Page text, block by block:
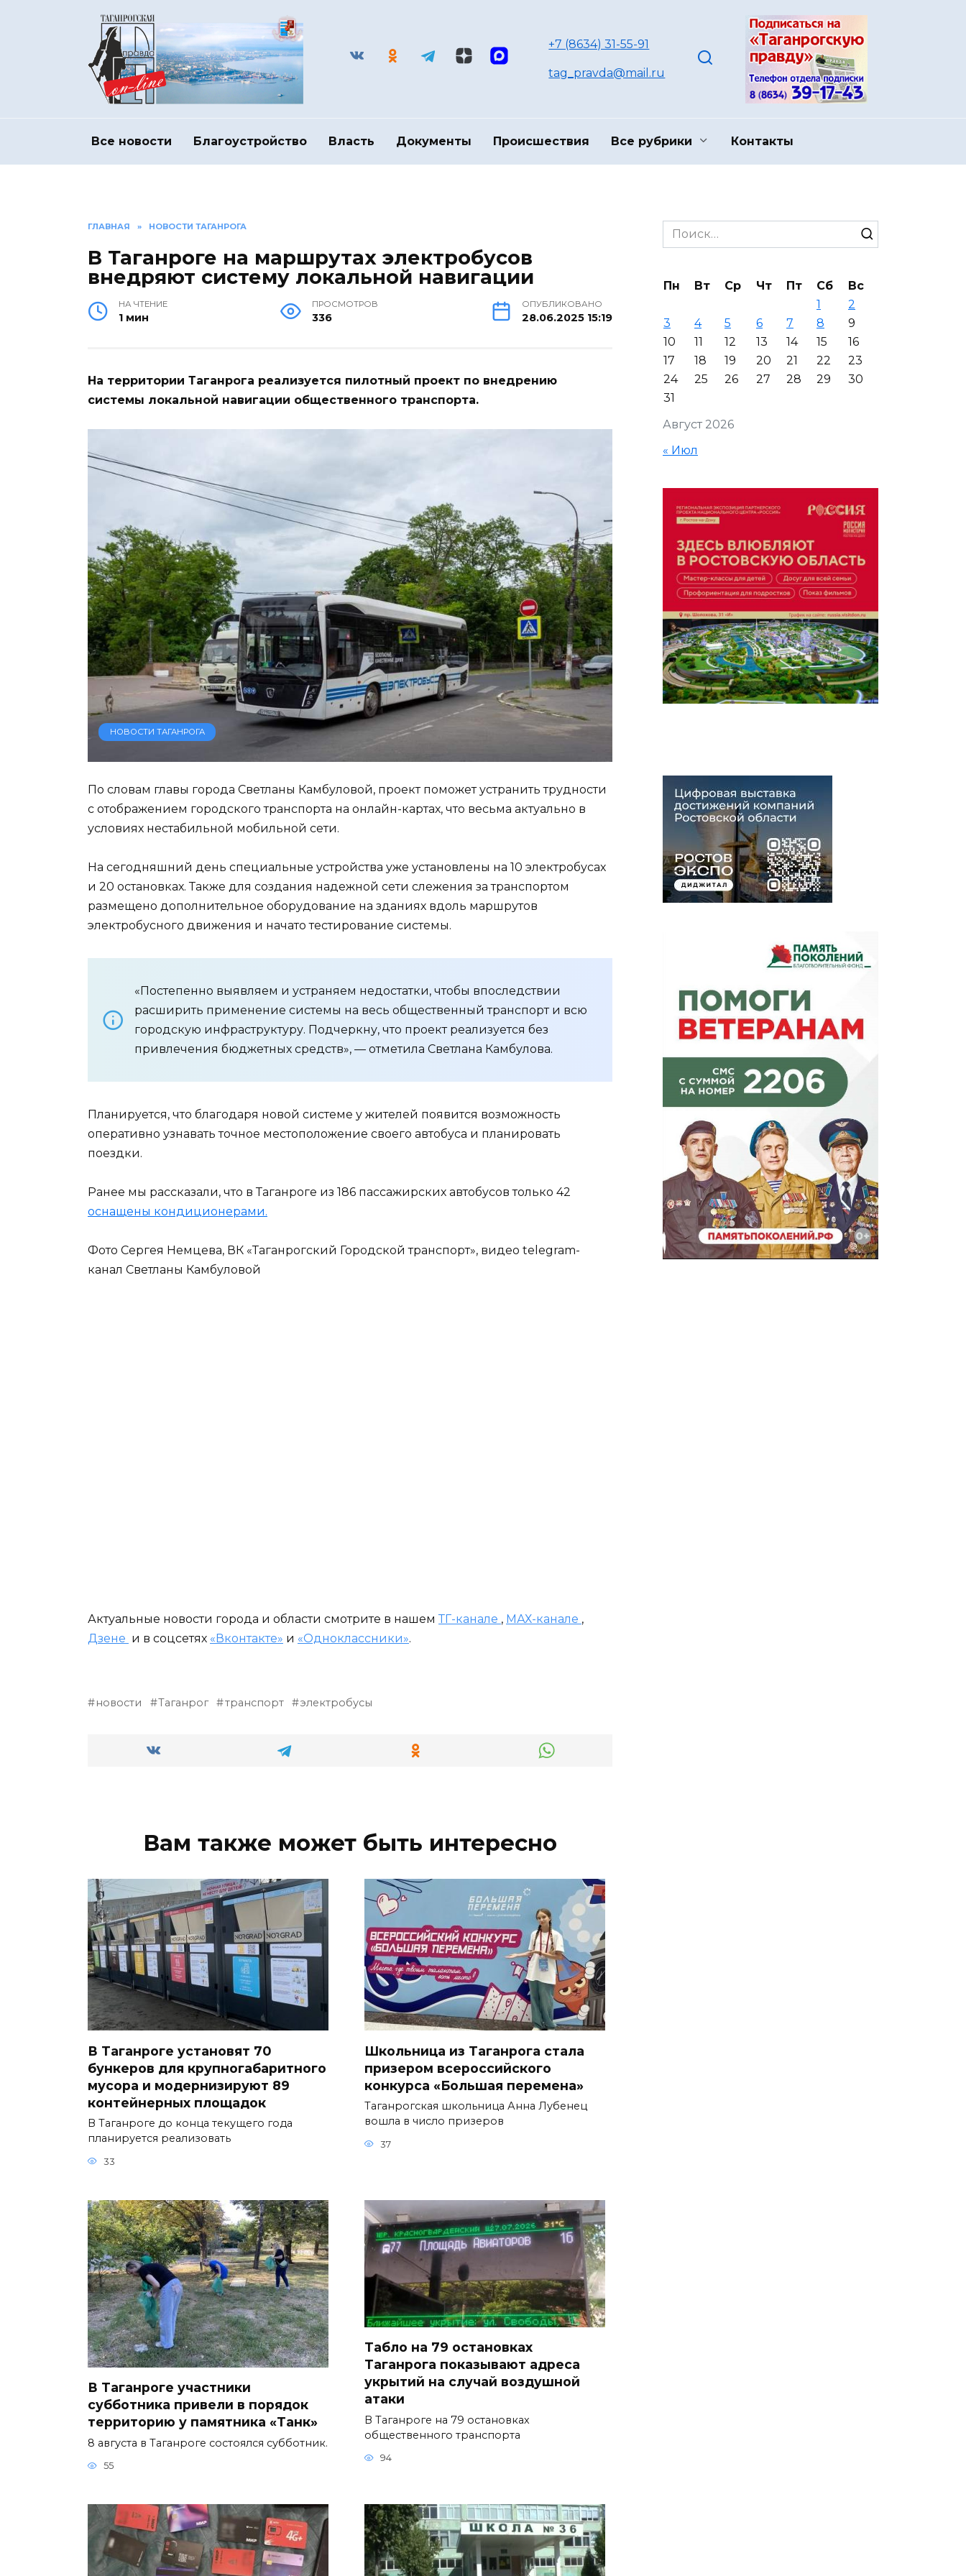
+7 (8634) 31-55-91
tag_pravda@mail.ru
Все новости Благоустройство Власть Документы Происшествия Все рубрики Контакты
ГЛАВНАЯ » НОВОСТИ ТАГАНРОГА
В Таганроге на маршрутах электробусов
внедряют систему локальной навигации
НА ЧТЕНИЕ
1 мин
ПРОСМОТРОВ
336
ОПУБЛИКОВАНО
28.06.2025 15:19
На территории Таганрога реализуется пилотный проект по внедрению
системы локальной навигации общественного транспорта.
НОВОСТИ ТАГАНРОГА
По словам главы города Светланы Камбуловой, проект поможет устранить трудности
с отображением городского транспорта на онлайн-картах, что весьма актуально в
условиях нестабильной мобильной сети.
На сегодняшний день специальные устройства уже установлены на 10 электробусах
и 20 остановках. Также для создания надежной сети слежения за транспортом
размещено дополнительное оборудование на зданиях вдоль маршрутов
электробусного движения и начато тестирование системы.
«Постепенно выявляем и устраняем недостатки, чтобы впоследствии
расширить применение системы на весь общественный транспорт и всю
городскую инфраструктуру. Подчеркну, что проект реализуется без
привлечения бюджетных средств», — отметила Светлана Камбулова.
Планируется, что благодаря новой системе у жителей появится возможность
оперативно узнавать точное местоположение своего автобуса и планировать
поездки.
Ранее мы рассказали, что в Таганроге из 186 пассажирских автобусов только 42
оснащены кондиционерами.
Фото Сергея Немцева, ВК «Таганрогский Городской транспорт», видео telegram-
канал Светланы Камбуловой
Актуальные новости города и области смотрите в нашем ТГ-канале , МАХ-канале ,
Дзене и в соцсетях «Вконтакте» и «Одноклассники».
новости Таганрог транспорт электробусы
Вам также может быть интересно
В Таганроге установят 70
бункеров для крупногабаритного
мусора и модернизируют 89
контейнерных площадок
В Таганроге до конца текущего года
планируется реализовать
33
Школьница из Таганрога стала
призером всероссийского
конкурса «Большая перемена»
Таганрогская школьница Анна Лубенец
вошла в число призеров
37
В Таганроге участники
субботника привели в порядок
территорию у памятника «Танк»
8 августа в Таганроге состоялся субботник.
55
Табло на 79 остановках
Таганрога показывают адреса
укрытий на случай воздушной
атаки
В Таганроге на 79 остановках
общественного транспорта
94
Search
for:
Август 2026
Пн Вт Ср Чт Пт Сб
Вс
1
2
3
4 5 6 7 8
9
10
11 12 13 14 15
16
17
18 19 20 21 22
23
24
25 26 27 28 29
30
31
« Июл